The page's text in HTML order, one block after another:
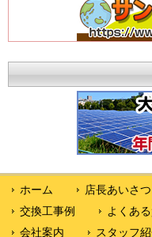
ホーム 店長あいさつ
交換工事例
よくあ
会社案内
スタッフ